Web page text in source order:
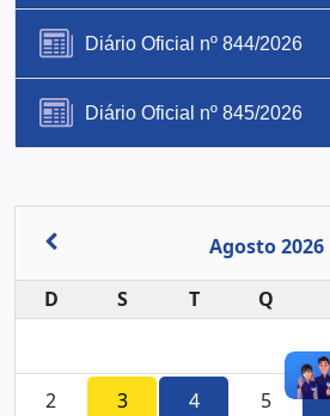
Diário Oficial nº 844/2026
Diário Oficial nº 845/2026
Agosto 2026
D
S T Q
2 3 4 5